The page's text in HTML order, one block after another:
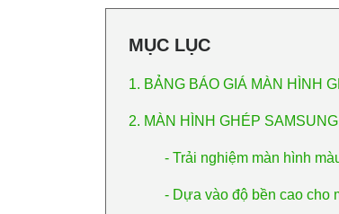
MỤC LỤC
1. BẢNG BÁO GIÁ MÀN HÌNH
2. MÀN HÌNH GHÉP
- Trải nghiệm màn hình
- Dựa vào độ bền cao cho